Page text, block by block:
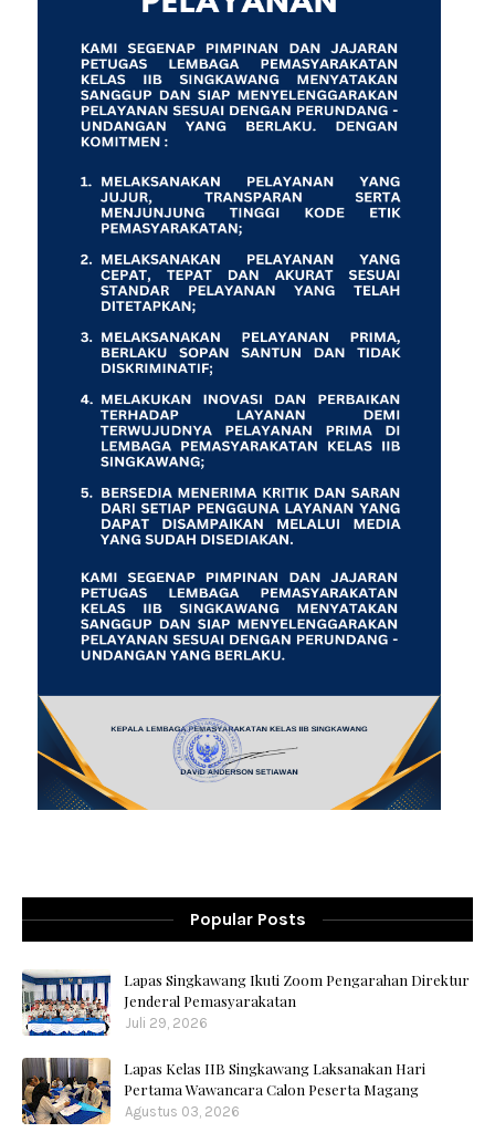
Popular Posts
Lapas Singkawang Ikuti Zoom Pengarahan Direktur
Jenderal Pemasyarakatan
Juli 29, 2026
Lapas Kelas IIB Singkawang Laksanakan Hari
Pertama Wawancara Calon Peserta Magang
Agustus 03, 2026